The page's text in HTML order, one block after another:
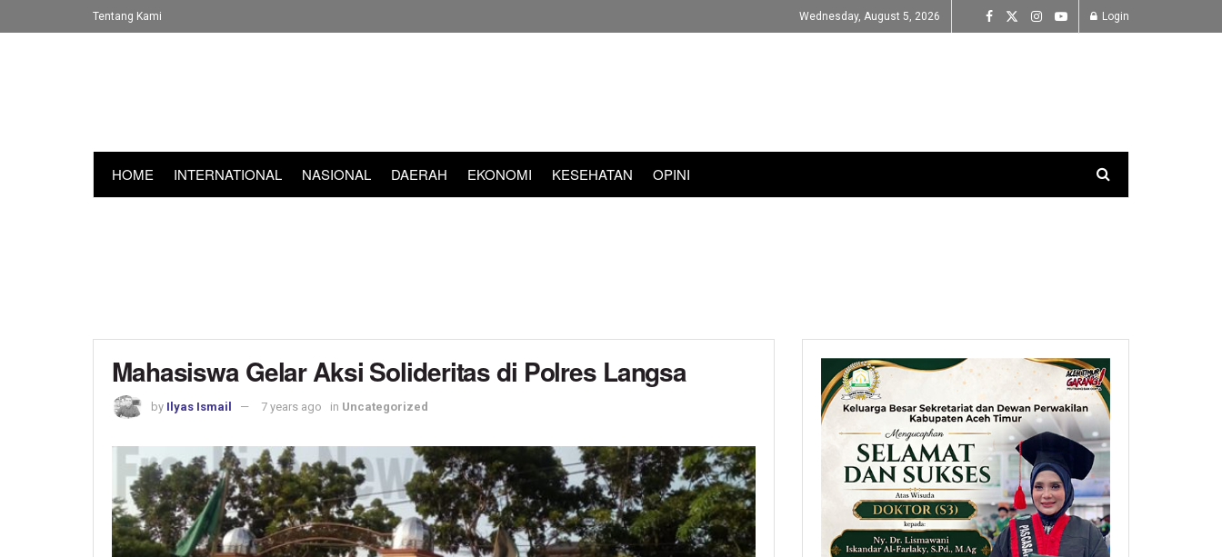
Tentang Kami Wednesday, August 5, 2026 Login
HOME INTERNATIONAL NASIONAL DAERAH EKONOMI KESEHATAN OPINI
Mahasiswa Gelar Aksi Solideritas di Polres Langsa
by Ilyas Ismail 7 years ago in Uncategorized